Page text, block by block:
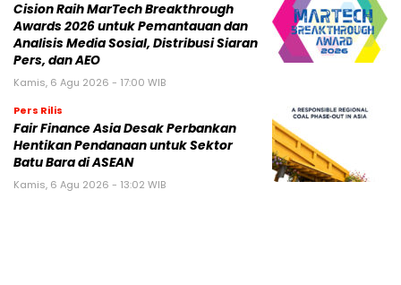
Cision Raih MarTech Breakthrough
Awards 2026 untuk Pemantauan dan
Analisis Media Sosial, Distribusi Siaran
Pers, dan AEO
Kamis, 6 Agu 2026 - 17:00 WIB
Pers Rilis
Fair Finance Asia Desak Perbankan
Hentikan Pendanaan untuk Sektor
Batu Bara di ASEAN
Kamis, 6 Agu 2026 - 13:02 WIB